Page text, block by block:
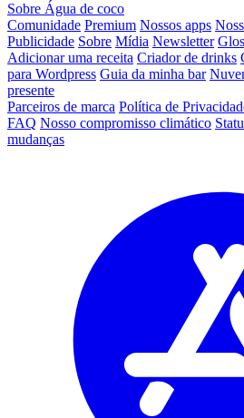
Sobre Água de coco
Comunidade Premium Nossos apps
Publicidade Sobre Mídia Newsletter
Adicionar uma receita Criador de drinks
para Wordpress Guia da minha bar
presente
Parceiros de marca Política de
FAQ Nosso compromisso climático
mudanças